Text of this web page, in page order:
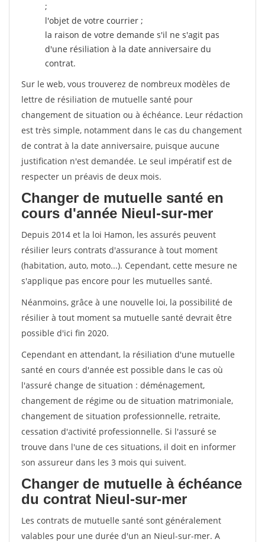
;
l'objet de votre courrier ;
la raison de votre demande s'il ne s'agit pas
d'une résiliation à la date anniversaire du
contrat.
Sur le web, vous trouverez de nombreux modèles de
lettre de résiliation de mutuelle santé pour
changement de situation ou à échéance. Leur rédaction
est très simple, notamment dans le cas du changement
de contrat à la date anniversaire, puisque aucune
justification n'est demandée. Le seul impératif est de
respecter un préavis de deux mois.
Changer de mutuelle santé en
cours d'année Nieul-sur-mer
Depuis 2014 et la loi Hamon, les assurés peuvent
résilier leurs contrats d'assurance à tout moment
(habitation, auto, moto...). Cependant, cette mesure ne
s'applique pas encore pour les mutuelles santé.
Néanmoins, grâce à une nouvelle loi, la possibilité de
résilier à tout moment sa mutuelle santé devrait être
possible d'ici fin 2020.
Cependant en attendant, la résiliation d'une mutuelle
santé en cours d'année est possible dans le cas où
l'assuré change de situation : déménagement,
changement de régime ou de situation matrimoniale,
changement de situation professionnelle, retraite,
cessation d'activité professionnelle. Si l'assuré se
trouve dans l'une de ces situations, il doit en informer
son assureur dans les 3 mois qui suivent.
Changer de mutuelle à échéance
du contrat Nieul-sur-mer
Les contrats de mutuelle santé sont généralement
valables pour une durée d'un an Nieul-sur-mer. A